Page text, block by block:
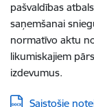
pašvaldības
saņemšanai
normatīvo aktu
likumiskajiem
izdevumus.
Lejupielādēt:
Saistošie